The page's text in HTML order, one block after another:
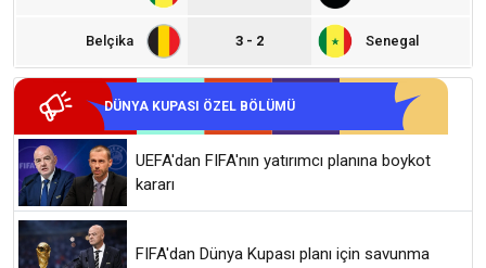
Belçika 3 - 2 Senegal
DÜNYA KUPASI ÖZEL BÖLÜMÜ
UEFA'dan FIFA'nın yatırımcı planına boykot
kararı
FIFA'dan Dünya Kupası planı için savunma